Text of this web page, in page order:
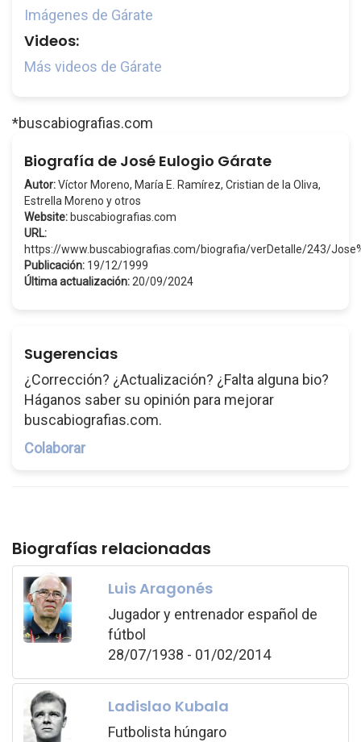
Imágenes de Gárate
Videos:
Más videos de Gárate
*buscabiografias.com
Biografía de José Eulogio Gárate
Autor:Víctor Moreno, María E. Ramírez, Cristian de la Oliva,
Estrella Moreno y otros
Website: buscabiografias.com
URL:
https://www.buscabiografias.com/biografia/verDetalle/243/
Publicación: 19/12/1999
Última actualización: 20/09/2024
Sugerencias
¿Corrección? ¿Actualización? ¿Falta alguna bio?
Háganos saber su opinión para mejorar
buscabiografias.com.
Colaborar
Biografías relacionadas
Luis Aragonés
Jugador y entrenador español de
fútbol
28/07/1938 - 01/02/2014
Ladislao Kubala
Futbolista húngaro